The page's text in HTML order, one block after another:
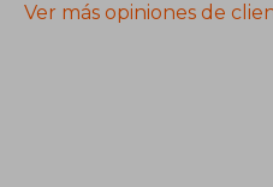
Ver más opiniones de